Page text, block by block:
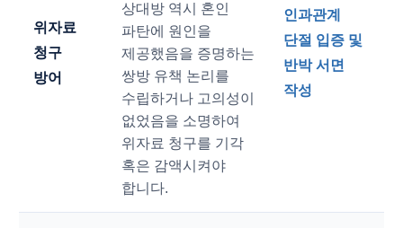
위자료
청구
방어
상대방 역시 혼인
파탄에 원인을
제공했음을 증명하는
쌍방 유책 논리를
수립하거나 고의성이
없었음을 소명하여
위자료 청구를 기각
혹은 감액시켜야
합니다.
인과관계
단절 입증 및
반박 서면
작성